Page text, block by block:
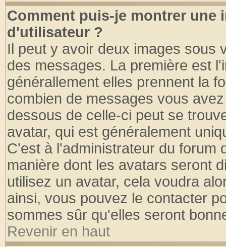
Comment puis-je montrer une
d'utilisateur ?
Il peut y avoir deux images sous
des messages. La première est
générallement elles prennent la
combien de messages vous
dessous de celle-ci peut se
avatar, qui est généralement
C'est à l'administrateur du forum
manière dont les avatars seront
utilisez un avatar, cela voudra
ainsi, vous pouvez le contacter
sommes sûr qu'elles seront
Revenir en haut